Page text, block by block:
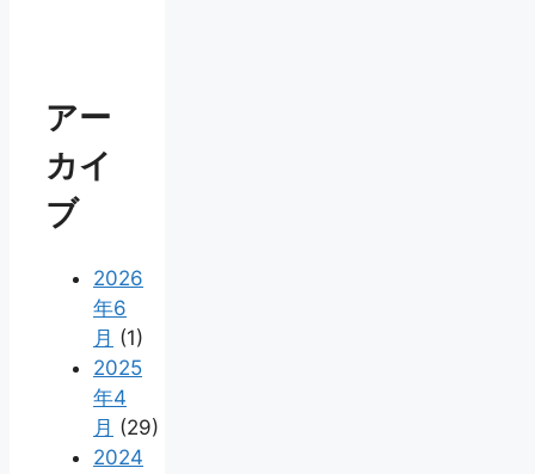
アー
カイ
ブ
2026
年6
月 (1)
2025
年4
月 (29)
2024